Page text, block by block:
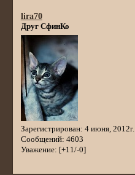
lira70
Друг СфинКо
Зарегистрирован: 4 июня, 2012г.
Сообщений: 4603
Уважение: [+11/-0]